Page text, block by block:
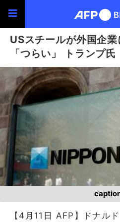
USスチールが外国企
「つらい」 トランプ氏
【4月11日 AFP】ドナル